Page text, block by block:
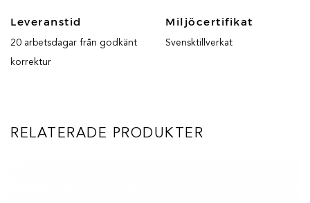
Leveranstid
20 arbetsdagar från godkänt
korrektur
Miljöcertifikat
Svensktillverkat
RELATERADE PRODUKTER